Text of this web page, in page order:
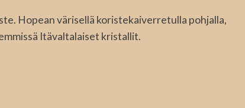
Hopean värisellä koristekaiverretulla pohjalla,
Itävaltalaiset kristallit.